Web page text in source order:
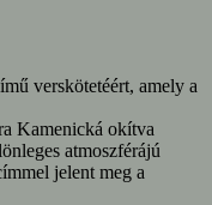
verskötetéért, amely a
Kamenická okítva
atmoszférájú
jelent meg a